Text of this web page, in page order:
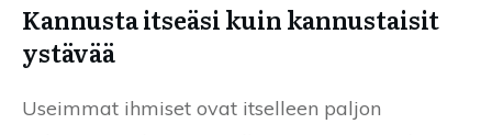
Kannusta itseäsi kuin kannustaisit
ystävää
Useimmat ihmiset ovat itselleen paljon